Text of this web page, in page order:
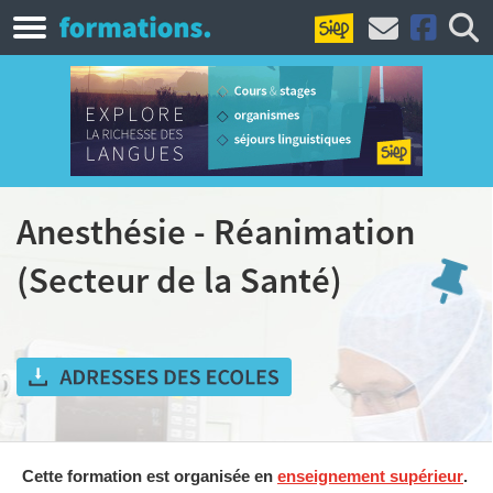
Anesthésie - Réanimation
(Secteur de la Santé)
Cette formation est organisée en enseignement supérieur.